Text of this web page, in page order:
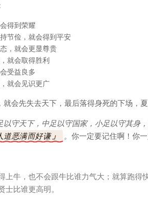
得到荣耀
节俭，就会得到平安
，就会更显尊贵
就会取得胜利
受益良多
就会见识更广
会先失去天下，最后落得身死的下场，
以守天下，中足以守国家，小足以守其身，
道恶满而好谦
。你一定要记住啊！你
上牛，也不会跟牛比谁力气大；就算跑得
士比谁更高明。